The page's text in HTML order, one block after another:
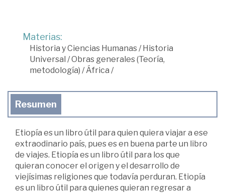
Materias:
Historia y Ciencias Humanas/Historia
Universal /Obras generales (Teoría,
metodología) /África /
Resumen
Etiopía es un libro útil para quien quiera viajar a ese
extraodinario país, pues es en buena parte un libro
de viajes. Etiopía es un libro útil para los que
quieran conocer el origen y el desarrollo de
viejísimas religiones que todavía perduran. Etiopía
es un libro útil para quienes quieran regresar a